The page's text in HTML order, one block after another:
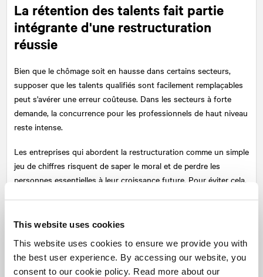
This website uses cookies
This website uses cookies to ensure we provide you with
the best user experience. By accessing our website, you
consent to our cookie policy. Read more about our
La rétention des talents fait partie
intégrante d'une restructuration
réussie
Bien que le chômage soit en hausse dans certains secteurs,
supposer que les talents qualifiés sont facilement remplaçables
peut s'avérer une erreur coûteuse. Dans les secteurs à forte
demande, la concurrence pour les professionnels de haut niveau
reste intense.
Les entreprises qui abordent la restructuration comme un simple
jeu de chiffres risquent de saper le moral et de perdre les
personnes essentielles à leur croissance future. Pour éviter cela,
personnes qui restent, les raisons de leur maintien en place et la
l'entreprise. En présentant une vision convaincante de l'avenir,
étayée par des plans concrets de développement des talents et